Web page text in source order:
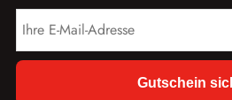
Gutschein